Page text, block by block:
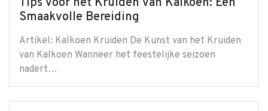
Smaakvolle Bereiding
Artikel: Kalkoen Kruiden De Kunst van het Kruiden
van Kalkoen Wanneer het feestelijke seizoen
nadert…